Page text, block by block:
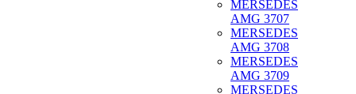
MERSEDES
AMG 3707
MERSEDES
AMG 3708
MERSEDES
AMG 3709
MERSEDES